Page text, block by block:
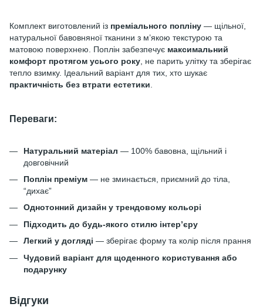
Комплект виготовлений із преміального попліну — щільної,
натуральної бавовняної тканини з м’якою текстурою та
матовою поверхнею. Поплін забезпечує максимальний
комфорт протягом усього року , не парить улітку та зберігає
тепло взимку. Ідеальний варіант для тих, хто шукає
практичність без втрати естетики
Переваги:
Натуральний матеріал — 100% бавовна, щільний і
довговічний
Поплін преміум — не зминається, приємний до тіла,
“дихає”
Однотонний дизайн у трендовому кольорі
Підходить до будь-якого стилю інтер’єру
Легкий у догляді — зберігає форму та колір після прання
Чудовий варіант для щоденного користування або
подарунку
Відгуки